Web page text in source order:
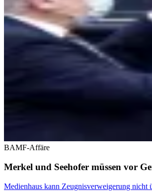
BAMF-Affäre
Merkel und Seehofer müssen vor
Medienhaus kann Zeugnisverweigerung nicht